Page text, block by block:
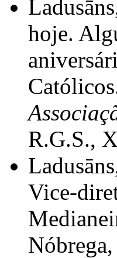
hoje.
R.G.S.,
Vice-